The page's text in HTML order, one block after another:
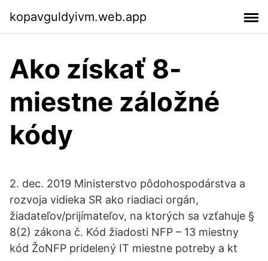
kopavguldyivm.web.app
Ako získať 8-
miestne záložné
kódy
2. dec. 2019 Ministerstvo pôdohospodárstva a
rozvoja vidieka SR ako riadiaci orgán,
žiadateľov/prijímateľov, na ktorých sa vzťahuje §
8(2) zákona č. Kód žiadosti NFP – 13 miestny
kód ŽoNFP pridelený IT miestne potreby a kt